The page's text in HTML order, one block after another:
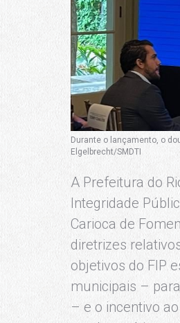
Durante o lançamento, o
Elgelbrecht/SMDTI
A Prefeitura do
Integridade
Carioca de
diretrizes
objetivos do FIP
municipais –
– e o incentivo